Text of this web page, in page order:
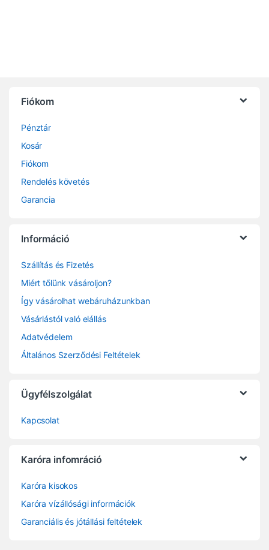
Fiókom
Pénztár
Kosár
Fiókom
Rendelés követés
Garancia
Információ
Szállítás és Fizetés
Miért tőlünk vásároljon?
Így vásárolhat webáruházunkban
Vásárlástól való elállás
Adatvédelem
Általános Szerződési Feltételek
Ügyfélszolgálat
Kapcsolat
Karóra infomráció
Karóra kisokos
Karóra vízállósági információk
Garanciális és jótállási feltételek